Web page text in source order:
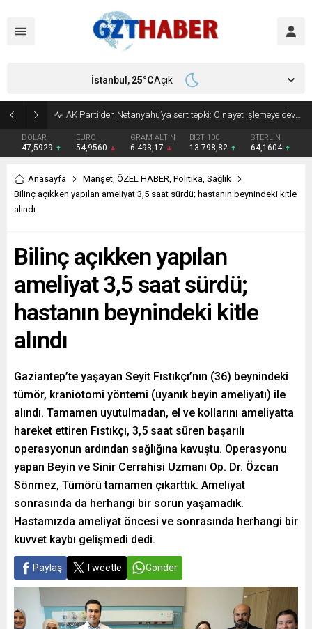
Son Dakika: Etimesgut Belediye Başkanı Erdal Beşikçioğlu görevden uzaklaştırıldı
DOLAR
47,5929
EURO
54,9560
GRAM ALTIN
6.493,17
BIST 100
13.798,82
STERLİN
64,1604
İstanbul, 25°CAçık
Anasayfa Manşet, ÖZEL HABER, Politika, Sağlık
Bilinç açıkken yapılan ameliyat 3,5 saat sürdü; hastanın beynindeki kitle
alındı
Bilinç açıkken yapılan
ameliyat 3,5 saat sürdü;
hastanın beynindeki kitle
alındı
Gaziantep’te yaşayan Seyit Fıstıkçı’nın (36) beynindeki
tümör, kraniotomi yöntemi (uyanık beyin ameliyatı) ile
alındı. Tamamen uyutulmadan, el ve kollarını ameliyatta
hareket ettiren Fıstıkçı, 3,5 saat süren başarılı
operasyonun ardından sağlığına kavuştu. Operasyonu
yapan Beyin ve Sinir Cerrahisi Uzmanı Op. Dr. Özcan
Sönmez, Tümörü tamamen çıkarttık. Ameliyat
sonrasında da herhangi bir sorun yaşamadık.
Hastamızda ameliyat öncesi ve sonrasında herhangi bir
kuvvet kaybı gelişmedi dedi.
Paylaş Tweetle Gönder